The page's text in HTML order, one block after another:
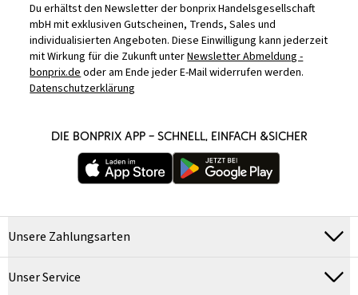
Du erhältst den Newsletter der bonprix Handelsgesellschaft
mbH mit exklusiven Gutscheinen, Trends, Sales und
individualisierten Angeboten. Diese Einwilligung kann jederzeit
mit Wirkung für die Zukunft unterNewsletter Abmeldung -
bonprix.deoder am Ende jeder E-Mail widerrufen werden.
Datenschutzerklärung
DIE BONPRIX APP – SCHNELL, EINFACH &SICHER
Unsere Zahlungsarten
Unser Service